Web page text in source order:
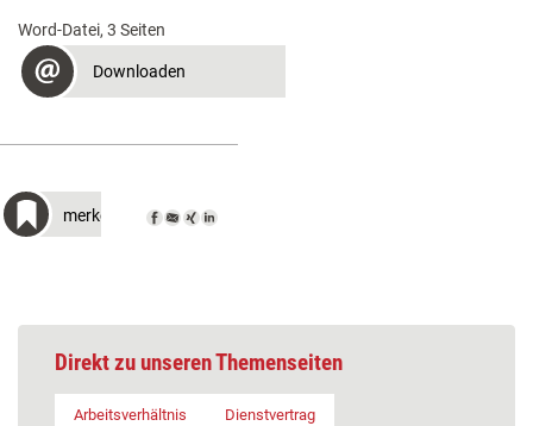
Word-Datei, 3 Seiten
Downloaden
merken
Direkt zu unseren Themenseiten
Arbeitsverhältnis Dienstvertrag